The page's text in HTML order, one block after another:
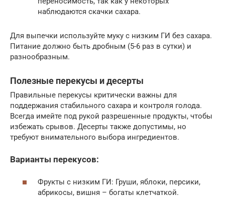
наблюдаются скачки сахара.
Для выпечки используйте муку с низким ГИ без сахара.
Питание должно быть дробным (5-6 раз в сутки) и
разнообразным.
Полезные перекусы и десерты
Правильные перекусы критически важны для
поддержания стабильного сахара и контроля голода.
Всегда имейте под рукой разрешенные продукты, чтобы
избежать срывов. Десерты также допустимы, но
требуют внимательного выбора ингредиентов.
Варианты перекусов:
Фрукты с низким ГИ: Груши, яблоки, персики,
абрикосы, вишня – богаты клетчаткой.